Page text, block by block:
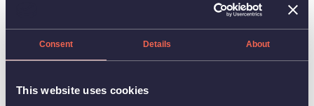
Consent Details About
This website uses cookies
waardoor je flexibiliteit behoudt in je werkuren. Ons doel is om jouw
ondersteunen, afhankelijk van de fluctuerende behoeften en drukte in onze
Jouw profiel